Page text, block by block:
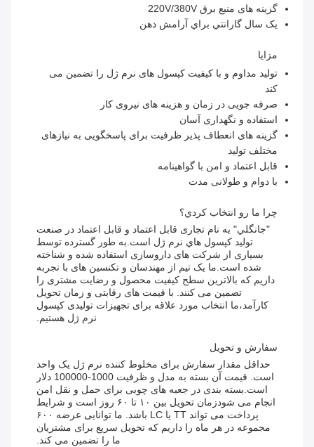
گزینه های منبع برق 220V/380V
يک سال گارانتي براي آرامش ذهن
مزایا
تولید مداوم و با کیفیت کپسول های نرم ژل را تضمین می
کند
صرفه جویی در زمان و هزینه های نیروی کار
استفاده و نگهداری آسان
گزینه های انعطاف پذیر ظرفیت برای پاسخگویی به نیازهای
مختلف تولید
قابل اعتماد و امن با گواهینامه
با دوام و طولانی مدت
چرا ما رو انتخاب کردي؟
"جانگلي" يه نام تجاری قابل اعتماد و قابل اعتماد در صنعت
توليد کپسول هاي نرم ژل است.به طور گسترده توسط
بسیاری از شرکت های داروسازی استفاده شده و شناخته
شده است.ما یک تیم از مهندسان و تکنسین های با تجربه
داریم که بالاترین سطح کیفیت محصول و رضایت مشتری را
تضمین می کنند. با قیمت های رقابتی و زمان تحویل
کارآمد،ما انتخاب مورد علاقه برای تجهیزات تولیدی کپسول
نرم ژل هستیم.
سفارش و تحویل
حداقل مقدار سفارش برای مخلوط کننده نرم ژل یک واحد
است. قیمت آن بسته به مدل و ظرفیت 1000-100000 دلار
است.بسته بندی در جعبه های چوبی برای حمل و نقل امن
انجام می شودزمان تحویل بین ۱۰ تا ۶۰ روز است و شرایط
پرداخت می تواند TT یا LC باشد. ما توانایی عرضه ۶۰۰
مجموعه در هر ماه را داریم که تحویل سریع برای مشتریان
ما را تضمین می کند.